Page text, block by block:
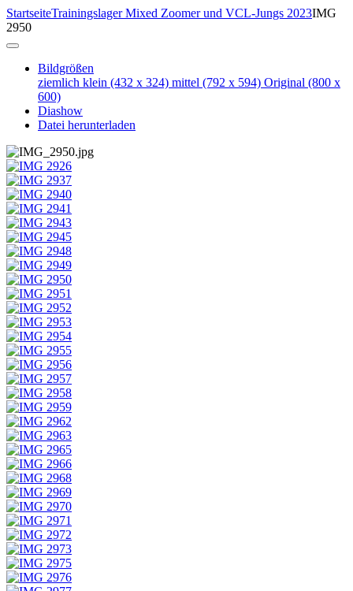
StartseiteTrainingslager Mixed Zoomer und VCL-Jungs 2023IMG
2950
Bildgrößen
ziemlich klein (432 x 324) mittel (792 x 594) Original (800 x
600)
Diashow
Datei herunterladen